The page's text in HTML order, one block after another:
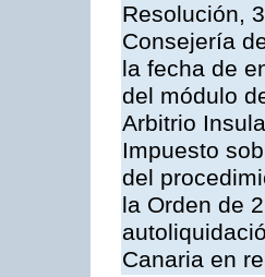
Resolución,
Consejería
la fecha de
del módulo
Arbitrio
Impuesto
del
la Orden de
Canaria en